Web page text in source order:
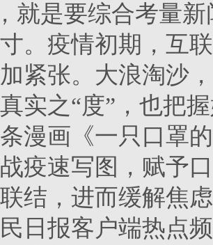
就是要综合考量
。疫情初期，互
紧张。大浪淘沙
实之“度”，也把
漫画《一只口罩
疫速写图，赋予
结，进而缓解焦
日报客户端热点